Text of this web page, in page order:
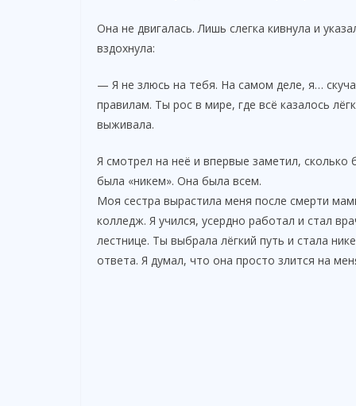
Она не двигалась. Лишь слегка кивнула и
вздохнула:
— Я не злюсь на тебя. На самом деле, я…
правилам. Ты рос в мире, где всё казалось
выживала.
Я смотрел на неё и впервые заметил,
была «никем». Она была всем.
Моя сестра вырастила меня после смерти
колледж. Я учился, усердно работал и стал
лестнице. Ты выбрала лёгкий путь и стала
ответа. Я думал, что она просто злится на